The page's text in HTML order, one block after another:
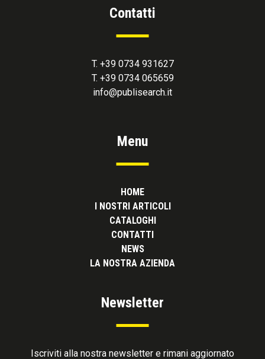
Contatti
T. +39 0734 931627
T. +39 0734 065659
info@publisearch.it
Menu
HOME
I NOSTRI ARTICOLI
CATALOGHI
CONTATTI
NEWS
LA NOSTRA AZIENDA
Newsletter
Iscriviti alla nostra newsletter e rimani aggiornato